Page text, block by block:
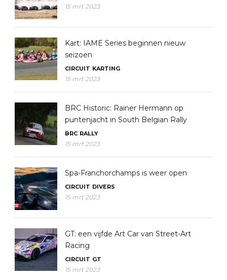
15 mrt 2023
Kart: IAME Series beginnen nieuw
seizoen
CIRCUIT KARTING
15 mrt 2023
BRC Historic: Rainer Hermann op
puntenjacht in South Belgian Rally
BRC RALLY
15 mrt 2023
Spa-Franchorchamps is weer open
CIRCUIT DIVERS
15 mrt 2023
GT: een vijfde Art Car van Street-Art
Racing
CIRCUIT GT
15 mrt 2023